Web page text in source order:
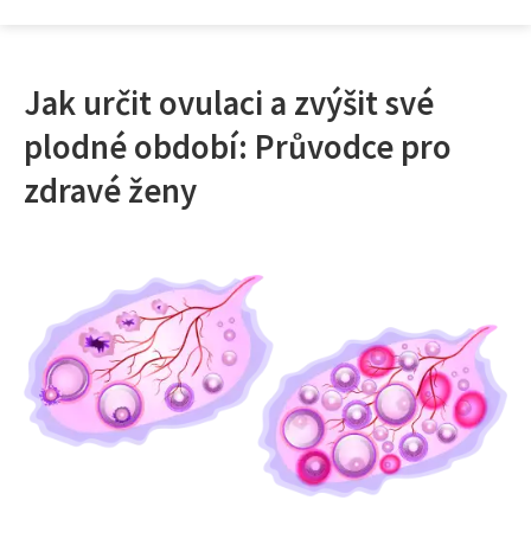
Jak určit ovulaci a zvýšit své
plodné období: Průvodce pro
zdravé ženy